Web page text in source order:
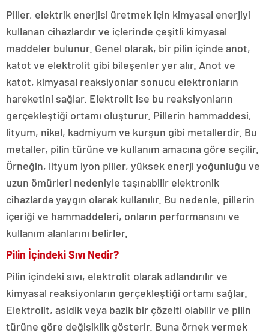
Piller, elektrik enerjisi üretmek için kimyasal enerjiyi
kullanan cihazlardır ve içlerinde çeşitli kimyasal
maddeler bulunur. Genel olarak, bir pilin içinde anot,
katot ve elektrolit gibi bileşenler yer alır. Anot ve
katot, kimyasal reaksiyonlar sonucu elektronların
hareketini sağlar. Elektrolit ise bu reaksiyonların
gerçekleştiği ortamı oluşturur. Pillerin hammaddesi,
lityum, nikel, kadmiyum ve kurşun gibi metallerdir. Bu
metaller, pilin türüne ve kullanım amacına göre seçilir.
Örneğin, lityum iyon piller, yüksek enerji yoğunluğu ve
uzun ömürleri nedeniyle taşınabilir elektronik
cihazlarda yaygın olarak kullanılır. Bu nedenle, pillerin
içeriği ve hammaddeleri, onların performansını ve
kullanım alanlarını belirler.
Pilin İçindeki Sıvı Nedir?
Pilin içindeki sıvı, elektrolit olarak adlandırılır ve
kimyasal reaksiyonların gerçekleştiği ortamı sağlar.
Elektrolit, asidik veya bazik bir çözelti olabilir ve pilin
türüne göre değişiklik gösterir. Buna örnek vermek